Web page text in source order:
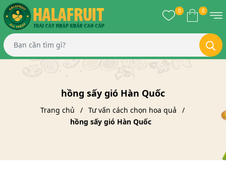
0 0
hồng sấy gió Hàn Quốc
Trang chủ
Tư vấn cách chọn hoa quả
hồng sấy gió Hàn Quốc